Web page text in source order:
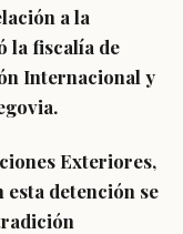
a la
la fiscalía de
Internacional y
Exteriores,
esta detención se